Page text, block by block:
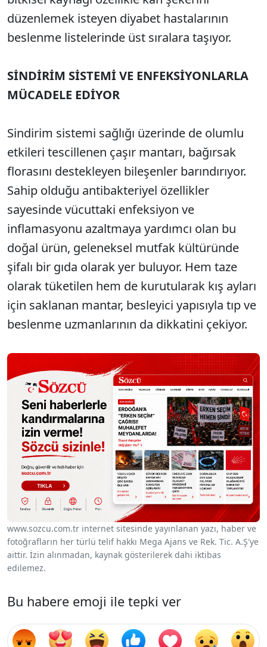
düzenlemek isteyen diyabet hastalarının
beslenme listelerinde üst sıralara taşıyor.
SİNDİRİM SİSTEMİ VE ENFEKSİYONLARLA
MÜCADELE EDİYOR
Sindirim sistemi sağlığı üzerinde de olumlu
etkileri tescillenen çaşır mantarı, bağırsak
florasını destekleyen bileşenler barındırıyor.
Sahip olduğu antibakteriyel özellikler
sayesinde vücuttaki enfeksiyon ve
inflamasyonu azaltmaya yardımcı olan bu
doğal ürün, geleneksel mutfak kültüründe
şifalı bir gıda olarak yer buluyor. Hem taze
olarak tüketilen hem de kurutularak kış ayları
için saklanan mantar, besleyici yapısıyla tıp ve
beslenme uzmanlarının da dikkatini çekiyor.
www.sozcu.com.tr internet sitesinde yayınlanan yazı, haber ve
fotoğrafların her türlü telif hakkı Mega Ajans ve Rek. Tic. A.Ş'ye
aittir. İzin alınmadan, kaynak gösterilerek dahi iktibas
edilemez.
Bu habere emoji ile tepki ver